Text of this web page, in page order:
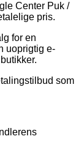
Center Puk /
pris.
for en
uoprigtig e-
som